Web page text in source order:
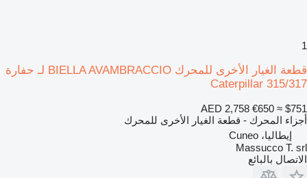
1
قطعة الغيار الأخرى للمحرك BIELLA AVAMBRACCIO لـ حفارة
Caterpillar 315/317
AED 2,758 €650 ≈ $751
أجزاء المحرك - قطعة الغيار الأخرى للمحرك
إيطاليا، Cuneo
Massucco T. srl
الاتصال بالبائع